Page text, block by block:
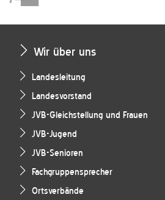
Wir über uns
Landesleitung
Landesvorstand
JVB-Gleichstellung und Frauen
JVB-Jugend
JVB-Senioren
Fachgruppensprecher
Ortsverbände